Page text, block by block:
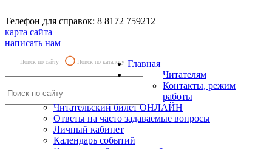
Телефон для справок: 8 8172 759212
карта сайта
написать нам
Поиск по сайту Поиск по каталогу Главная
Читателям
Контакты, режим
работы
Читательский билет ОНЛАЙН
Ответы на часто задаваемые вопросы
Личный кабинет
Календарь событий